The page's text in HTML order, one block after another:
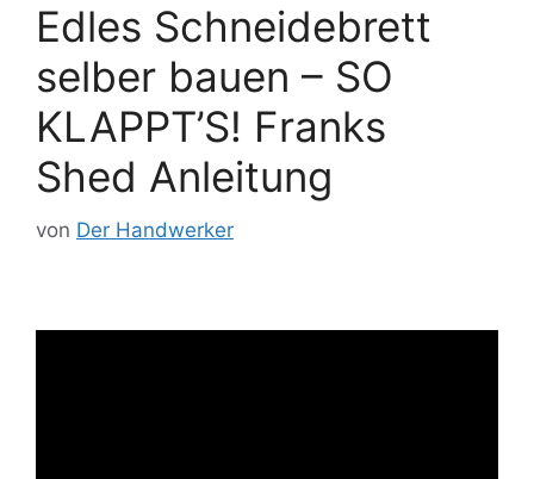
Edles Schneidebrett
selber bauen – SO
KLAPPT’S! Franks
Shed Anleitung
von Der Handwerker